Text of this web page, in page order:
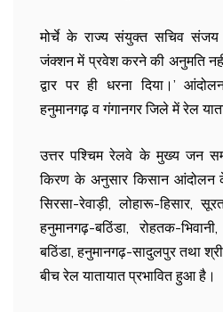
मोर्चे के राज्य संयुक्त सचिव संजय
जंक्शन में प्रवेश करने की अनुमति
द्वार पर ही धरना दिया।’
हनुमानगढ़ व गंगानगर जिले में रेल
उत्तर पश्चिम रेलवे के मुख्य जन
किरण के अनुसार किसान आंदोलन
सिरसा-रेवाड़ी, लोहारू-हिसार,
हनुमानगढ़-बठिंडा, रोहतक-
बठिंडा, हनुमानगढ़-सादुलपुर तथा
बीच रेल यातायात प्रभावित हुआ है।